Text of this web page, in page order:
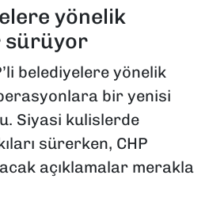
yönelik
sürüyor
belediyelere yönelik
bir yenisi
Siyasi kulislerde
sürerken, CHP
açıklamalar merakla